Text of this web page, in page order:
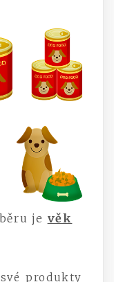
je věk
produkty